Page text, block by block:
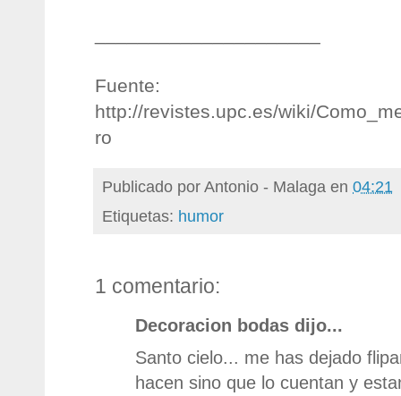
Fuente:
http://revistes.upc.es/wiki/
ro
Publicado porAntonio - Malaga en 04:21
Etiquetas: humor
1 comentario:
Decoracion bodas dijo...
Santo cielo... me has dejado
hacen sino que lo cuentan y